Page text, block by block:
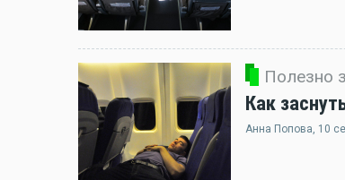
Полезно
Как
Анна Попова, 10